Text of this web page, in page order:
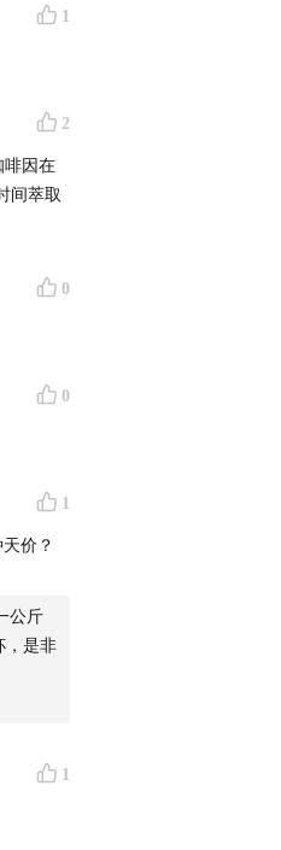
节目
解参
1
2
啡因在
间萃取
0
0
1
价？
公斤
，是非
1